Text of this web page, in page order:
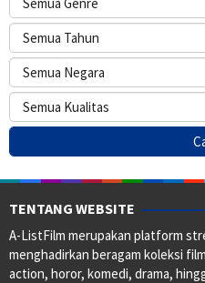
TENTANG WEBSITE
A-ListFilm merupakan platform
menghadirkan beragam koleksi
action, horor, komedi, drama,